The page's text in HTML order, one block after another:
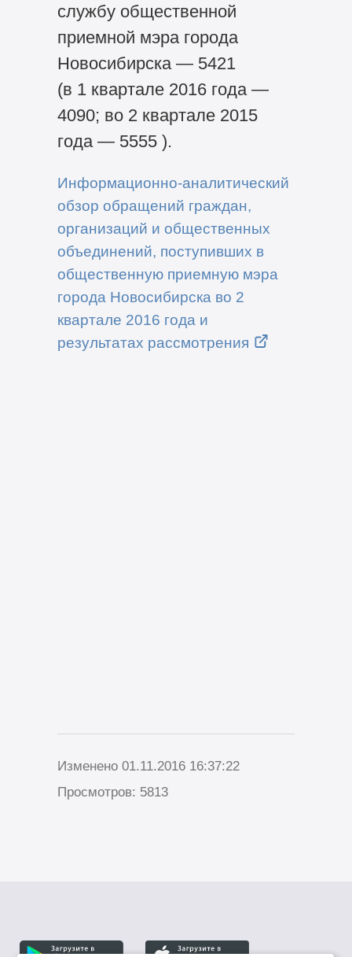
службу общественной
приемной мэра города
Новосибирска — 5421
(в 1 квартале 2016 года —
4090; во 2 квартале 2015
года — 5555 ).
Информационно-аналитический
обзор обращений граждан,
организаций и общественных
объединений, поступивших в
общественную приемную мэра
города Новосибирска во 2
квартале 2016 года и
результатах рассмотрения
Изменено 01.11.2016 16:37:22
Просмотров: 5813